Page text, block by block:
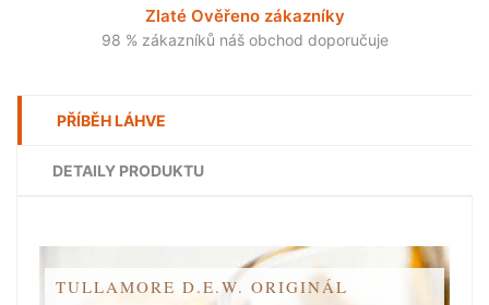
Zlaté Ověřeno zákazníky
98 % zákazníků náš obchod doporučuje
PŘÍBĚH LÁHVE
DETAILY PRODUKTU
TULLAMORE D.E.W. ORIGINÁL